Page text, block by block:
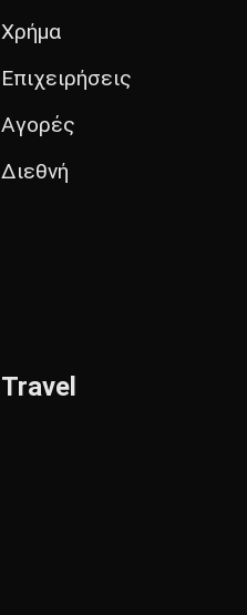
Χρήμα
Επιχειρήσεις
Αγορές
Διεθνή
Travel